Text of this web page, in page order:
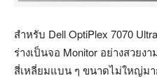
สำหรับ Dell OptiPlex 7070
ร่างเป็นจอ Monitor อย่างสวย
สี่เหลี่ยมแบน ๆ ขนาดไม่ใหญ่ม